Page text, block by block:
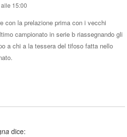
15:00
con la prelazione prima con i vecchi
campionato in serie b riassegnando gli
a chi a la tessera del tifoso fatta nello
dice: